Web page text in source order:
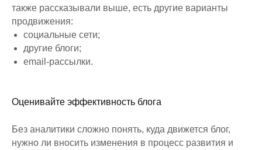
также рассказывали выше, есть другие варианты
продвижения:
социальные сети;
другие блоги;
email-рассылки.
Оценивайте эффективность блога
Без аналитики сложно понять, куда движется блог,
нужно ли вносить изменения в процесс развития и